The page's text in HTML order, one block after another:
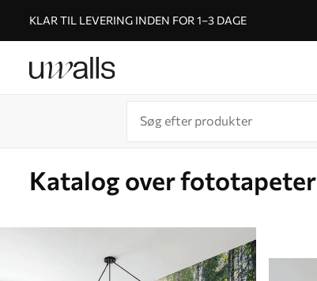
KLAR TIL LEVERING INDEN FOR 1–3 DAGE
Katalog over fototapeter